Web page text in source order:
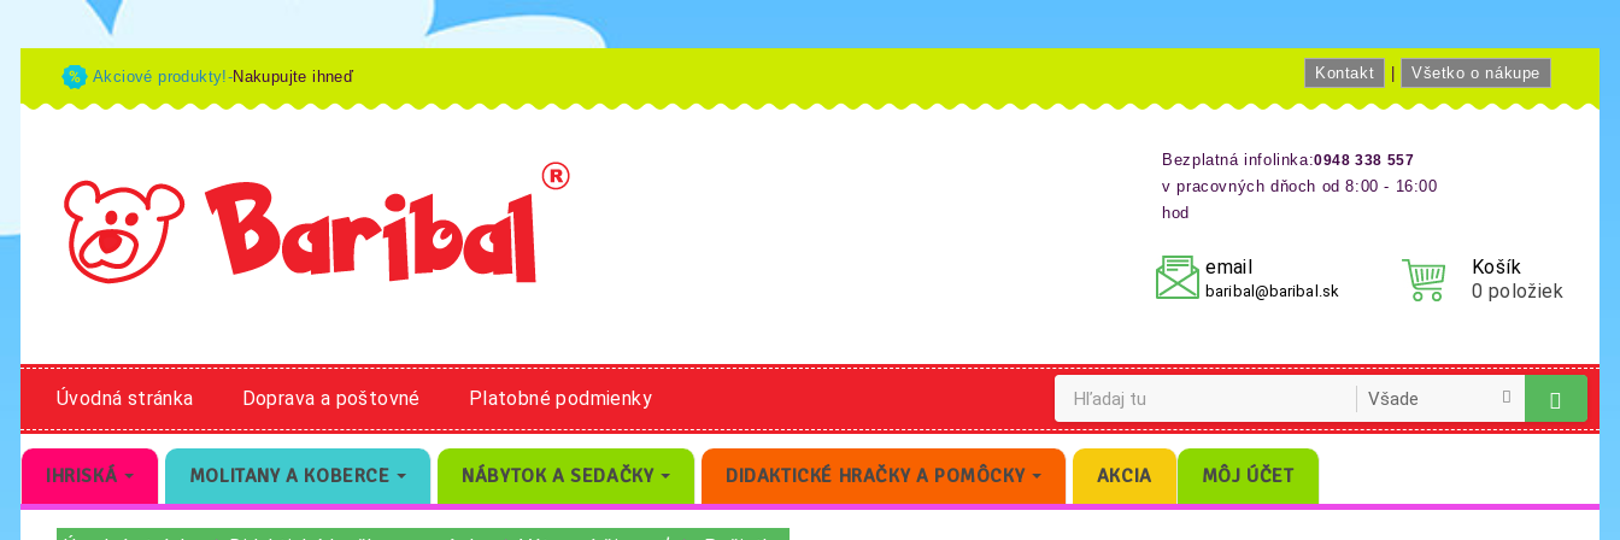
Akciové produkty!-Nakupujte ihneď Kontakt Všetko o nákupe
Bezplatná infolinka:0948 338 557
v pracovných dňoch od 8:00 - 16:00
hod
Košík
0 položiek
email
baribal@baribal.sk
Úvodná stránka Doprava a poštovné Platobné podmienky
IHRISKÁ MOLITANY A KOBERCE NÁBYTOK A SEDAČKY DIDAKTICKÉ HRAČKY A POMÔCKY AKCIA MÔJ ÚČET